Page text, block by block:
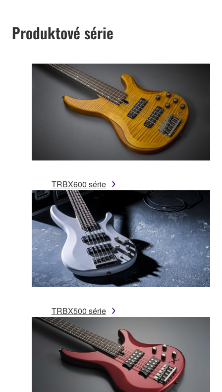
Produktové série
TRBX600 série
TRBX500 série